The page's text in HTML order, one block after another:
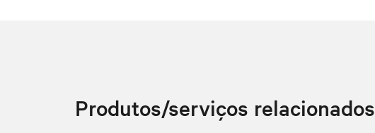
Produtos/serviços relacionados